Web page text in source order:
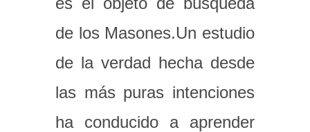
de los Masones.Un estudio
de la verdad hecha desde
las más puras intenciones
ha conducido a aprender